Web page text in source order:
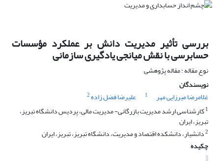
بررسی تأثیر مدیریت دانش بر عملکرد مؤسسات
حسابرسی با نقش میانجی یادگیری سازمانی
نوع مقاله : مقاله پژوهشی
نویسندگان
غلامرضا میرزایی مهر
1 علیرضا فضل زاده2
1کارشناسی ارشد مدیریت بازرگانی- مدیریت مالی، پردیس دانشگاه تبریز،
تبریز، ایران
2دانشیار، دانشکده اقتصاد و مدیریت، دانشگاه تبریز، تبریز، ایران
چکیده